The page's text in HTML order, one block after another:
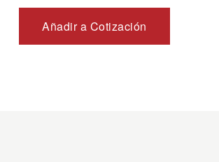
Añadir a Cotización